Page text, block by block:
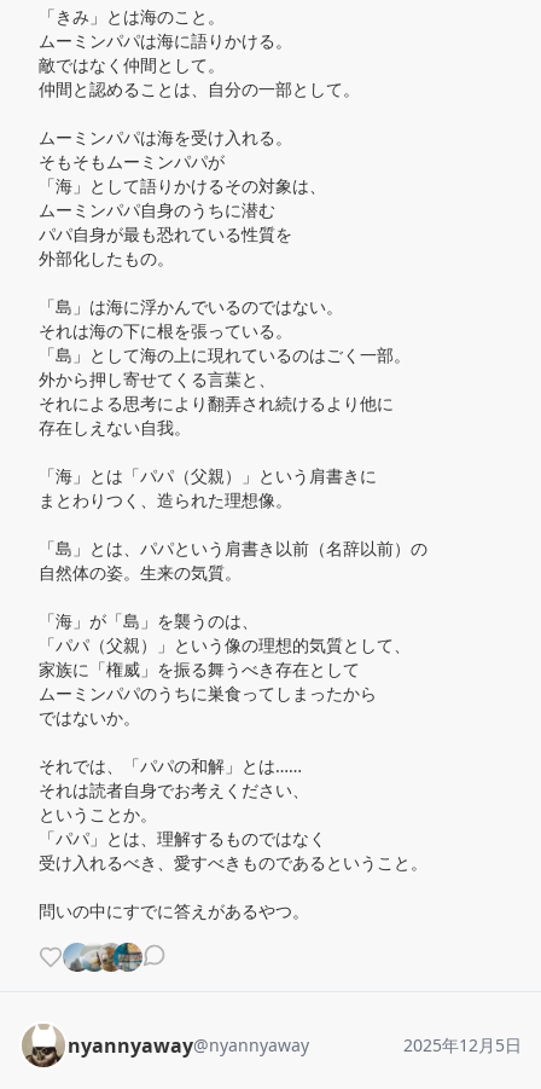
「きみ」とは海のこと。
ムーミンパパは海に語りかける。
敵ではなく仲間として。
仲間と認めることは、自分の一部として。
ムーミンパパは海を受け入れる。
そもそもムーミンパパが
「海」として語りかけるその対象は、
ムーミンパパ自身のうちに潜む
パパ自身が最も恐れている性質を
外部化したもの。
「島」は海に浮かんでいるのではない。
それは海の下に根を張っている。
「島」として海の上に現れているのはごく一部。
外から押し寄せてくる言葉と、
それによる思考により翻弄され続けるより他に
存在しえない自我。
「海」とは「パパ（父親）」という肩書きに
まとわりつく、造られた理想像。
「島」とは、パパという肩書き以前（名辞以前）の
自然体の姿。生来の気質。
「海」が「島」を襲うのは、
「パパ（父親）」という像の理想的気質として、
家族に「権威」を振る舞うべき存在として
ムーミンパパのうちに巣食ってしまったから
ではないか。
それでは、「パパの和解」とは……
それは読者自身でお考えください、
ということか。
「パパ」とは、理解するものではなく
受け入れるべき、愛すべきものであるということ。
問いの中にすでに答えがあるやつ。
nyannyaway@nyannyaway 2025年12月5日